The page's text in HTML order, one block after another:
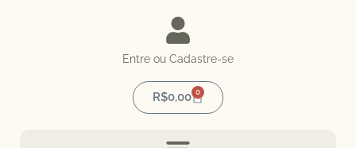
Entre ou Cadastre-se
R$0,00 0